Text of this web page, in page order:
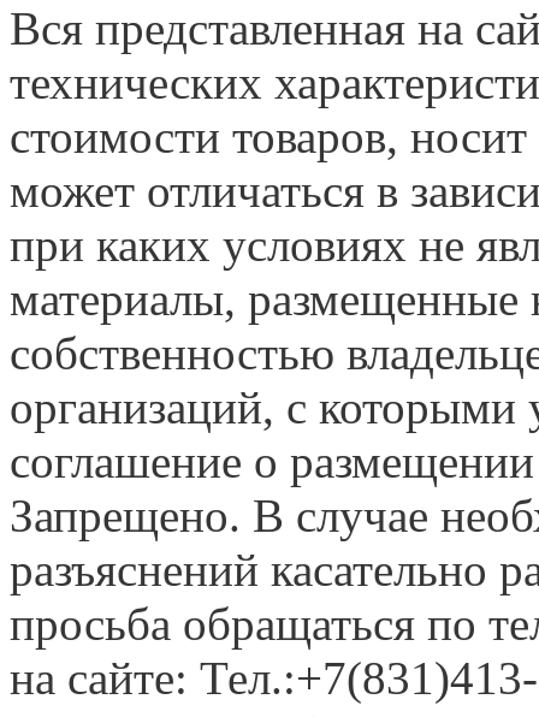
Вся представленная на
технических
стоимости товаров,
может отличаться в
при каких условиях не
материалы, размещенные
собственностью
организаций, с которыми
соглашение о
Запрещено. В случае
разъяснений
просьба обращаться по
на сайте: